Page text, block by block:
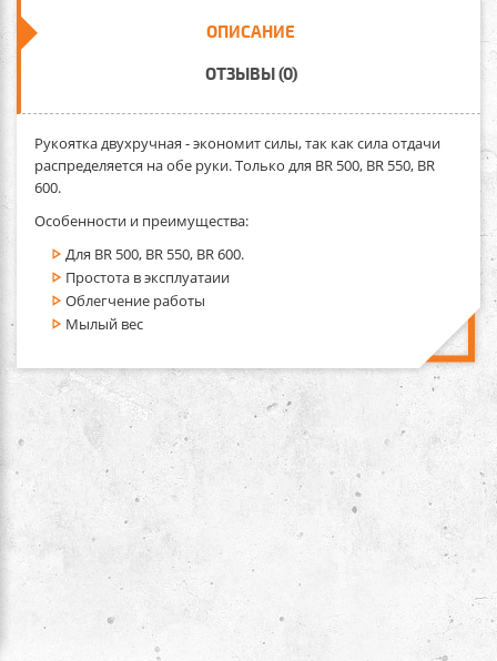
ОПИСАНИЕ
ОТЗЫВЫ (0)
Рукоятка двухручная - экономит силы, так как сила отдачи
распределяется на обе руки. Только для BR 500, BR 550, BR
600.
Особенности и преимущества:
Для BR 500, BR 550, BR 600.
Простота в эксплуатаии
Облегчение работы
Мылый вес